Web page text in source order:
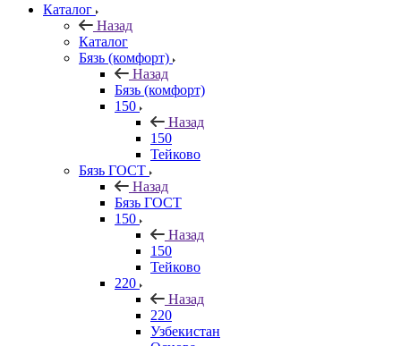
Каталог
Назад
Каталог
Бязь (комфорт)
Назад
Бязь (комфорт)
150
Назад
150
Тейково
Бязь ГОСТ
Назад
Бязь ГОСТ
150
Назад
150
Тейково
220
Назад
220
Узбекистан